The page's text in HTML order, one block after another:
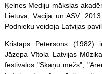
Ķelnes Mediju mākslas
Lietuvā, Vācijā un ASV.
Podnieku veidoja Latvijas
Kristaps Pētersons (1982)
Jāzepa Vītola Latvijas
festivālos "Skaņu mežs",